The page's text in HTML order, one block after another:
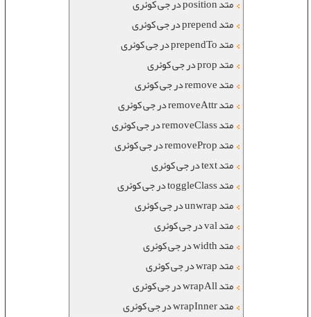
متد position در جی کوئری
متد prepend در جی کوئری
متد prependTo در جی کوئری
متد prop در جی کوئری
متد remove در جی کوئری
متد removeAttr در جی کوئری
متد removeClass در جی کوئری
متد removeProp در جی کوئری
متد text در جی کوئری
متد toggleClass در جی کوئری
متد unwrap در جی کوئری
متد val در جی کوئری
متد width در جی کوئری
متد wrap در جی کوئری
متد wrapAll در جی کوئری
متد wrapInner در جی کوئری